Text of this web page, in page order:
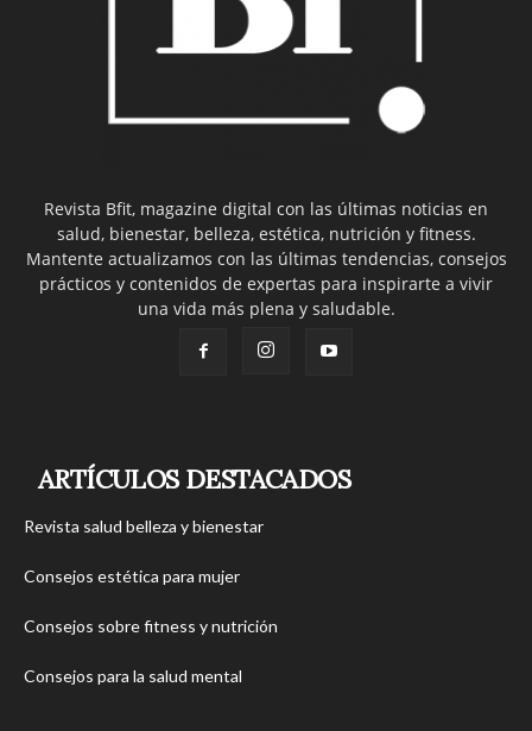
Revista Bfit, magazine digital con las últimas noticias en
salud, bienestar, belleza, estética, nutrición y fitness.
Mantente actualizamos con las últimas tendencias, consejos
prácticos y contenidos de expertas para inspirarte a vivir
una vida más plena y saludable.
ARTÍCULOS DESTACADOS
Revista salud belleza y bienestar
Consejos estética para mujer
Consejos sobre fitness y nutrición
Consejos para la salud mental